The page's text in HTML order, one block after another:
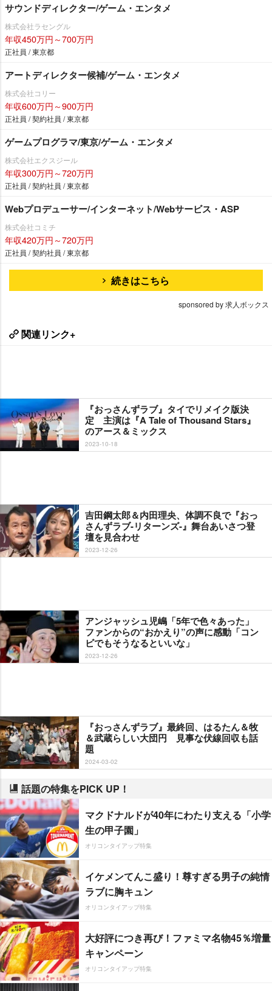
サウンドディレクター/ゲーム・エンタメ
株式会社ラセングル
年収450万円～700万円
正社員 / 東京都
アートディレクター候補/ゲーム・エンタメ
株式会社コリー
年収600万円～900万円
正社員 / 契約社員 / 東京都
ゲームプログラマ/東京/ゲーム・エンタメ
株式会社エクスジール
年収300万円～720万円
正社員 / 契約社員 / 東京都
Webプロデューサー/インターネット/Webサービス・ASP
株式会社コミチ
年収420万円～720万円
正社員 / 契約社員 / 東京都
続きはこちら
sponsored by 求人ボックス
関連リンク+
『おっさんずラブ』タイでリメイク版決
定 主演は『A Tale of Thousand Stars』
のアース＆ミックス
2023-10-18
吉田鋼太郎＆内田理央、体調不良で『おっ
さんずラブ-リターンズ-』舞台あいさつ登
壇を見合わせ
2023-12-26
アンジャッシュ児嶋「5年で色々あった」
ファンからの“おかえり”の声に感動「コン
ビでもそうなるといいな」
2023-12-26
『おっさんずラブ』最終回、はるたん＆牧
＆武蔵らしい大団円 見事な伏線回収も話
題
2024-03-02
話題の特集をPICK UP！
マクドナルドが40年にわたり支える「小学
生の甲子園」
オリコンタイアップ特集
イケメンてんこ盛り！尊すぎる男子の純情
ラブに胸キュン
オリコンタイアップ特集
大好評につき再び！ファミマ名物45％増量
キャンペーン
オリコンタイアップ特集